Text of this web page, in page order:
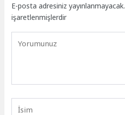
E-posta adresiniz yayınlanmayacak.
işaretlenmişlerdir